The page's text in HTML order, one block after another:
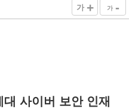
가 + 가 -
사이버 보안 인재